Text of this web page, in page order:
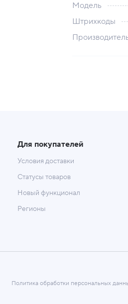
Модель
Штрихкоды
Для покупателей
Условия доставки
Статусы товаров
Новый функционал
Регионы
Политика обработки персональных